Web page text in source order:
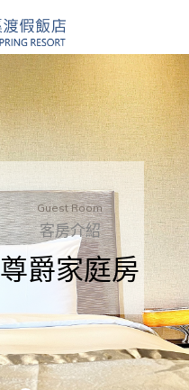
Guest Room
客房介紹
尊爵家庭房